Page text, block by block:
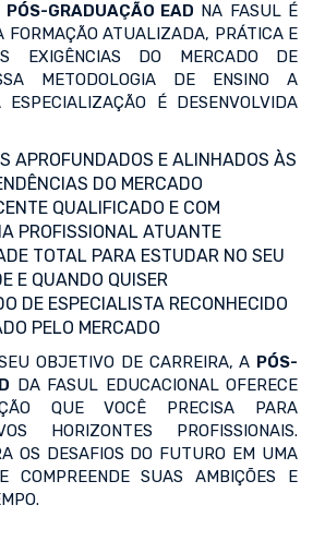
PÓS-GRADUAÇÃO EAD NA FASUL É
FORMAÇÃO ATUALIZADA, PRÁTICA E
EXIGÊNCIAS DO MERCADO DE
METODOLOGIA DE ENSINO A
ESPECIALIZAÇÃO É DESENVOLVIDA
APROFUNDADOS E ALINHADOS ÀS
DO MERCADO
QUALIFICADO E COM
PROFISSIONAL ATUANTE
TOTAL PARA ESTUDAR NO SEU
E QUANDO QUISER
DE ESPECIALISTA RECONHECIDO
PELO MERCADO
OBJETIVO DE CARREIRA, A PÓS-
DA FASUL EDUCACIONAL OFERECE
QUE VOCÊ PRECISA PARA
HORIZONTES PROFISSIONAIS.
OS DESAFIOS DO FUTURO EM UMA
COMPREENDE SUAS AMBIÇÕES E